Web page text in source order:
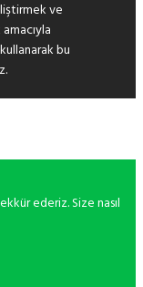
ve
bu
ederiz. Size nasıl